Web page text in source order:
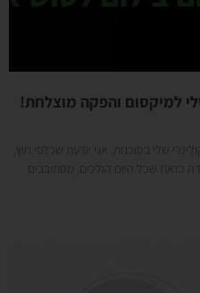
למיקסום והפקה מוצלחת!
שלי בסוכנות. אני יודעת שכלפי חוץ,
כזאת שכל היום הולכים, מסתובבים